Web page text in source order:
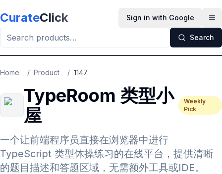
CurateClick Sign in with Google
Search
Home / Product / 1147
TypeRoom 类型小
屋
Weekly
Pick
一个让前端程序员直接在浏览器中进行
TypeScript 类型体操练习的在线平台，提供清晰
的题目描述和答题区域，无需额外工具或IDE。